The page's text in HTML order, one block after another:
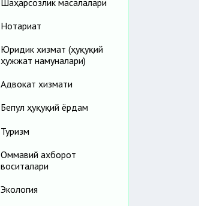
Нотариат
Юридик хизмат (ҳуқуқий
ҳужжат намуналари)
Адвокат хизмати
Бепул ҳуқуқий ёрдам
Туризм
Оммавий ахборот
воситалари
Экология